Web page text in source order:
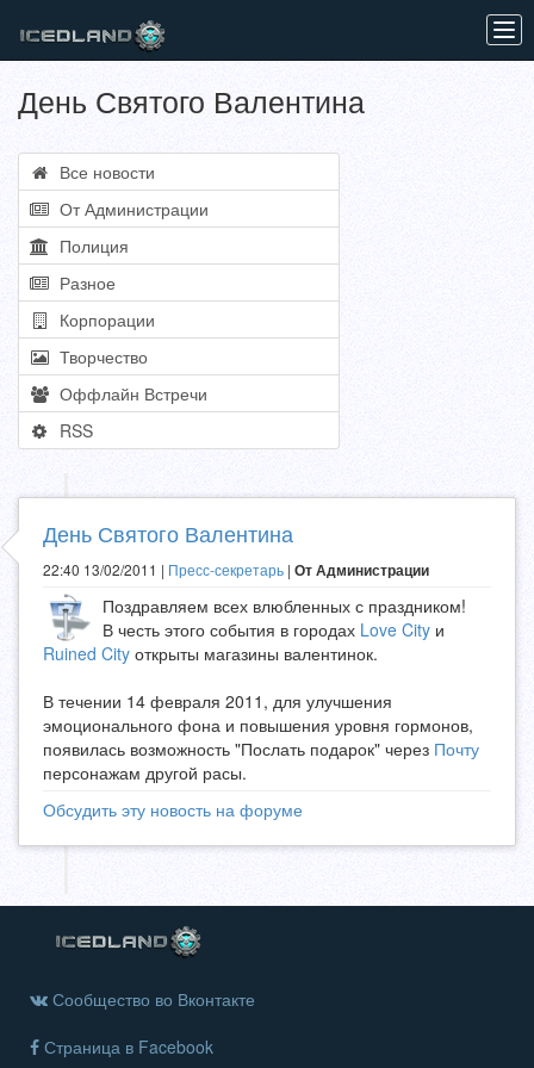
День Святого Валентина
Все новости
От Администрации
Полиция
Разное
Корпорации
Творчество
Оффлайн Встречи
RSS
День Святого Валентина
22:40 13/02/2011 | Пресс-секретарь | От Администрации
Поздравляем всех влюбленных с праздником!
В честь этого события в городах Love City и
Ruined City открыты магазины валентинок.
В течении 14 февраля 2011, для улучшения
эмоционального фона и повышения уровня гормонов,
появилась возможность "Послать подарок" через Почту
персонажам другой расы.
Обсудить эту новость на форуме
Сообщество во Вконтакте
Страница в Facebook